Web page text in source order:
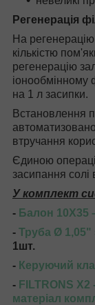
Регенерація
На
кількістю
регенерацію
іонообмінному
на 1 л засипки.
Встановлення
втручання
Єдиною
засипання солі
У комплект
- Балон 10X35
- Труба Ø 1,05"
1шт.
- Керуючий
- FILTRONS
матеріал